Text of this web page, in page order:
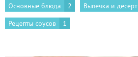
Основные блюда
2 Выпечка и
Рецепты соусов
1